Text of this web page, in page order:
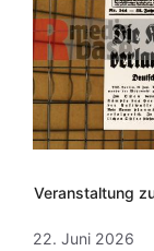
Veranstaltung
22. Juni 2026